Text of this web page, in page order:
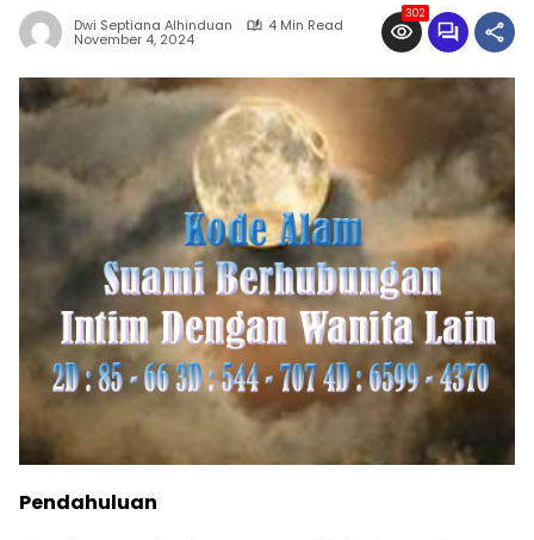
Dwi Septiana Alhinduan 4 Min Read
November 4, 2024
302
Pendahuluan